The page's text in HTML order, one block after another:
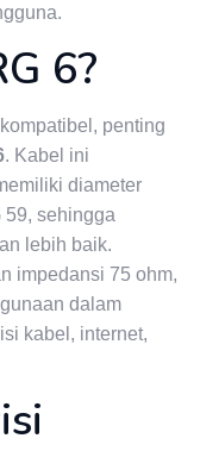
6?
penting
. Kabel ini
diameter
59, sehingga
lebih baik.
impedansi 75 ohm,
dalam
kabel, internet,